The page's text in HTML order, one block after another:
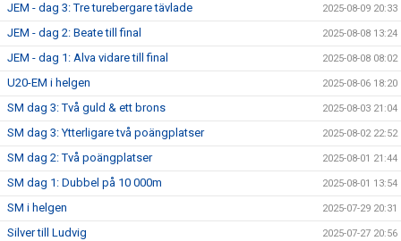
JEM - dag 3: Tre turebergare tävlade 2025-08-09 20:33
JEM - dag 2: Beate till final 2025-08-08 13:24
JEM - dag 1: Alva vidare till final 2025-08-08 08:02
U20-EM i helgen 2025-08-06 18:20
SM dag 3: Två guld & ett brons 2025-08-03 21:04
SM dag 3: Ytterligare två poängplatser 2025-08-02 22:52
SM dag 2: Två poängplatser 2025-08-01 21:44
SM dag 1: Dubbel på 10 000m 2025-08-01 13:54
SM i helgen 2025-07-29 20:31
Silver till Ludvig 2025-07-27 20:56